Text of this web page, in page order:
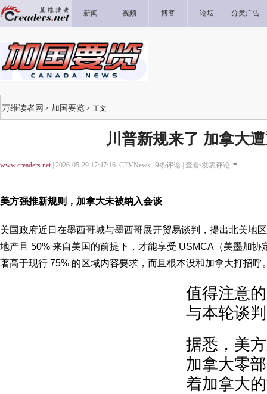
新闻 视频 博客 论坛 分类广告
万维读者网 > 加国要览 > 正文
川普新规来了 加拿大
www.creaders.net| 2026-05-29 17:47:16 CTVNews | 9条评论 | 查看/发表评论
美方强推新规则，加拿大未被纳入会谈
美国政府近日在墨西哥城与墨西哥展开贸易谈判，提出北美地
地产且 50% 来自美国的前提下，才能享受 USMCA（美墨加协
著高于现行 75% 的区域内容要求，而且根本没和加拿大打招呼
值得注意
与本轮谈
据悉，美
加拿大零
着加拿大